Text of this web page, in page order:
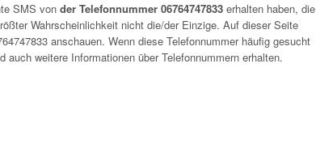
SMS von der Telefonnummer 06764747833 erhalten haben, die
Wahrscheinlichkeit nicht die/der Einzige. Auf dieser Seite
anschauen. Wenn diese Telefonnummer häufig gesucht
auch weitere Informationen über Telefonnummern erhalten.